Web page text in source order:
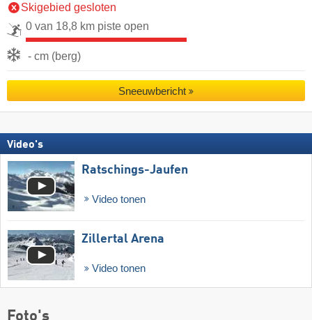
Skigebied gesloten
0 van 18,8 km piste open
- cm (berg)
Sneeuwbericht
Video's
Ratschings-Jaufen
Video tonen
Zillertal Arena
Video tonen
Foto's